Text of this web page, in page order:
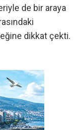
de bir araya
dikkat çekti.